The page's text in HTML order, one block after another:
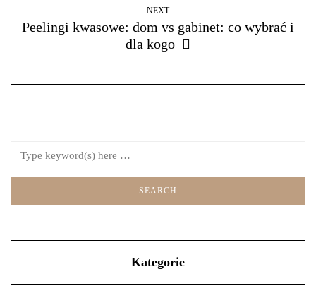
NEXT
Peelingi kwasowe: dom vs gabinet: co wybrać i
dla kogo
Kategorie